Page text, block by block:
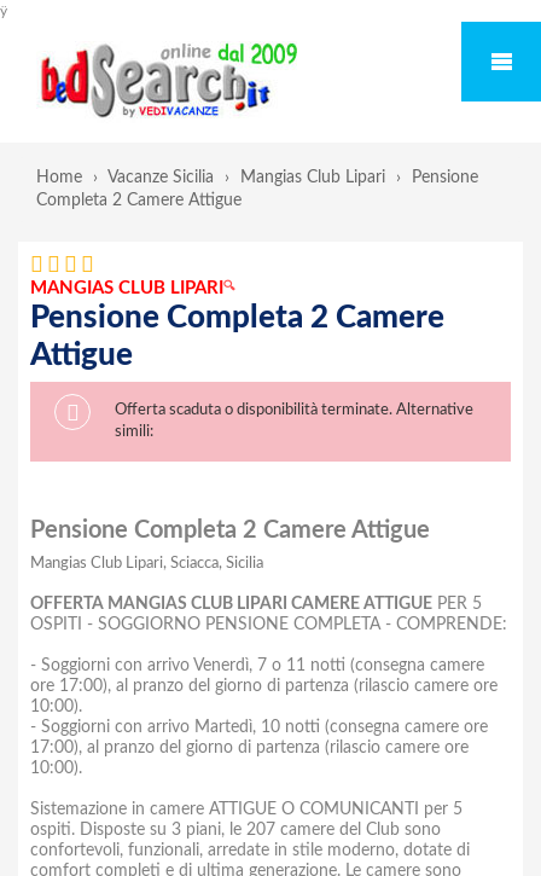
ÿ
Home › Vacanze Sicilia › Mangias Club Lipari ›
Pensione
Completa 2 Camere Attigue
MANGIAS CLUB LIPARI 🔍
Pensione Completa 2 Camere
Attigue
Offerta scaduta o disponibilità terminate. Alternative
simili:
Pensione Completa 2 Camere Attigue
Mangias Club Lipari, Sciacca, Sicilia
OFFERTA MANGIAS CLUB LIPARI CAMERE ATTIGUE PER 5
OSPITI - SOGGIORNO PENSIONE COMPLETA - COMPRENDE:
- Soggiorni con arrivo Venerdì, 7 o 11 notti (consegna camere
ore 17:00), al pranzo del giorno di partenza (rilascio camere ore
10:00).
- Soggiorni con arrivo Martedì, 10 notti (consegna camere ore
17:00), al pranzo del giorno di partenza (rilascio camere ore
10:00).
Sistemazione in camere ATTIGUE O COMUNICANTI per 5
ospiti. Disposte su 3 piani, le 207 camere del Club sono
confortevoli, funzionali, arredate in stile moderno, dotate di
comfort completi e di ultima generazione. Le camere sono